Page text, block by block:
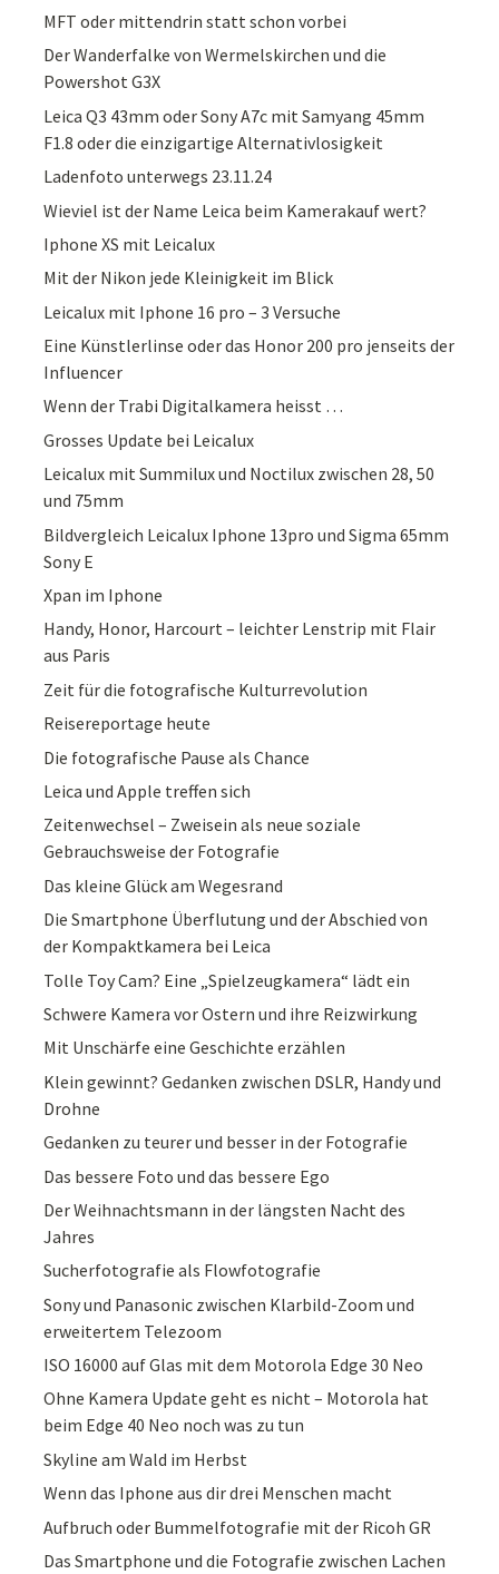
MFT oder mittendrin statt schon vorbei
Der Wanderfalke von Wermelskirchen und die
Powershot G3X
Leica Q3 43mm oder Sony A7c mit Samyang 45mm
F1.8 oder die einzigartige Alternativlosigkeit
Ladenfoto unterwegs 23.11.24
Wieviel ist der Name Leica beim Kamerakauf wert?
Iphone XS mit Leicalux
Mit der Nikon jede Kleinigkeit im Blick
Leicalux mit Iphone 16 pro – 3 Versuche
Eine Künstlerlinse oder das Honor 200 pro jenseits der
Influencer
Wenn der Trabi Digitalkamera heisst …
Grosses Update bei Leicalux
Leicalux mit Summilux und Noctilux zwischen 28, 50
und 75mm
Bildvergleich Leicalux Iphone 13pro und Sigma 65mm
Sony E
Xpan im Iphone
Handy, Honor, Harcourt – leichter Lenstrip mit Flair
aus Paris
Zeit für die fotografische Kulturrevolution
Reisereportage heute
Die fotografische Pause als Chance
Leica und Apple treffen sich
Zeitenwechsel – Zweisein als neue soziale
Gebrauchsweise der Fotografie
Das kleine Glück am Wegesrand
Die Smartphone Überflutung und der Abschied von
der Kompaktkamera bei Leica
Tolle Toy Cam? Eine „Spielzeugkamera“ lädt ein
Schwere Kamera vor Ostern und ihre Reizwirkung
Mit Unschärfe eine Geschichte erzählen
Klein gewinnt? Gedanken zwischen DSLR, Handy und
Drohne
Gedanken zu teurer und besser in der Fotografie
Das bessere Foto und das bessere Ego
Der Weihnachtsmann in der längsten Nacht des
Jahres
Sucherfotografie als Flowfotografie
Sony und Panasonic zwischen Klarbild-Zoom und
erweitertem Telezoom
ISO 16000 auf Glas mit dem Motorola Edge 30 Neo
Ohne Kamera Update geht es nicht – Motorola hat
beim Edge 40 Neo noch was zu tun
Skyline am Wald im Herbst
Wenn das Iphone aus dir drei Menschen macht
Aufbruch oder Bummelfotografie mit der Ricoh GR
Das Smartphone und die Fotografie zwischen Lachen